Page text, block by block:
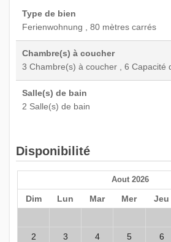
Type de bien
Ferienwohnung , 80 mètres carrés
Chambre(s) à coucher
3 Chambre(s) à coucher , 6 Capacité
Salle(s) de bain
2 Salle(s) de bain
Disponibilité
Aout 2026
Dim Lun Mar Mer Jeu
2
3 4 5 6